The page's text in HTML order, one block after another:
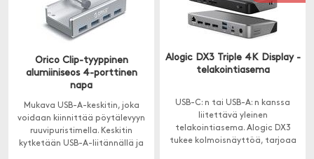
Orico Clip-tyyppinen
alumiiniseos 4-porttinen
napa
Mukava USB-A-keskitin, joka
voidaan kiinnittää pöytälevyyn
ruuvipuristimella. Keskitin
kytketään USB-A-liitännällä ja
Alogic DX3 Triple 4K Display -
telakointiasema
USB-C: n tai USB-A: n kanssa
liitettävä yleinen
telakointiasema. Alogic DX3
tukee kolmoisnäyttöä, tarjoaa